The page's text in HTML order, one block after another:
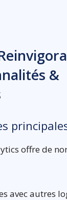
&
offre de
avec autres